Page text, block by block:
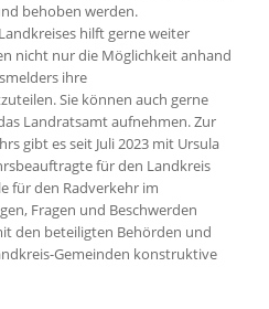
behoben werden.
hilft gerne weiter
nicht nur die Möglichkeit anhand
ihre
Sie können auch gerne
Landratsamt aufnehmen. Zur
gibt es seit Juli 2023 mit Ursula
für den Landkreis
für den Radverkehr im
Fragen und Beschwerden
den beteiligten Behörden und
Gemeinden konstruktive